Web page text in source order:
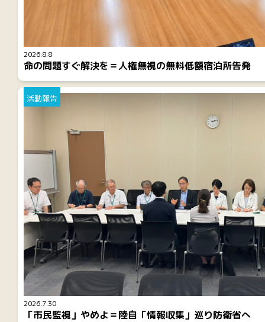
2026.8.8
命の問題すぐ解決を＝人権無視の無料低額宿泊所告発
2026.7.30
活動報告
「市民監視」やめよ＝陸自「情報収集」巡り防衛省へ